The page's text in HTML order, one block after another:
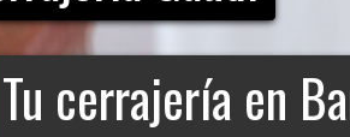
Tu cerrajería en